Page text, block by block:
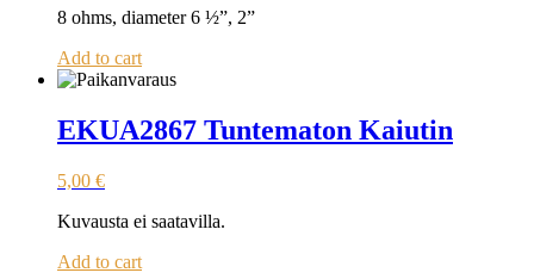
8 ohms, diameter 6 ½”, 2”
Add to cart
EKUA2867 Tuntematon Kaiutin
5,00 €
Kuvausta ei saatavilla.
Add to cart